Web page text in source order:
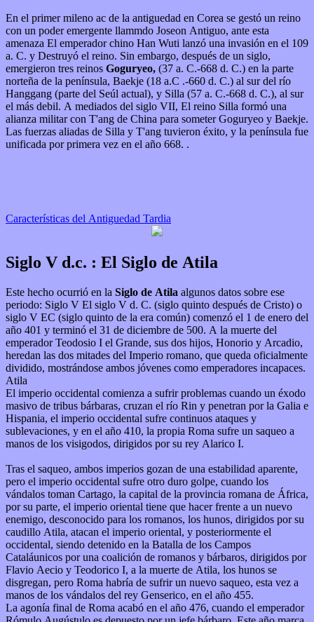
En el primer mileno ac de la antiguedad en Corea se gestó un reino
con un poder emergente llammdo Joseon Antiguo, ante esta
amenaza El emperador chino Han Wuti lanzó una invasión en el 109
a. C. y Destruyó el reino. Sin embargo, después de un siglo,
emergieron tres reinos Goguryeo, (37 a. C.-668 d. C.) en la parte
norteña de la península, Baekje (18 a.C .-660 d. C.) al sur del río
Hanggang (parte del Seúl actual), y Silla (57 a. C.-668 d. C.), al sur
el más debil. A mediados del siglo VII, El reino Silla formó una
alianza militar con T'ang de China para someter Goguryeo y Baekje.
Las fuerzas aliadas de Silla y T'ang tuvieron éxito, y la península fue
unificada por primera vez en el año 668. .
Características del Antiguedad Tardia
Siglo V d.c. : El Siglo de Atila
Este hecho ocurrió en la Siglo de Atila algunos datos sobre ese
periodo: Siglo V El siglo V d. C. (siglo quinto después de Cristo) o
siglo V EC (siglo quinto de la era común) comenzó el 1 de enero del
año 401 y terminó el 31 de diciembre de 500. A la muerte del
emperador Teodosio I el Grande, sus dos hijos, Honorio y Arcadio,
heredan las dos mitades del Imperio romano, que queda oficialmente
dividido, mostrándose ambos jóvenes como emperadores incapaces.
Atila
El imperio occidental comienza a sufrir problemas cuando un éxodo
masivo de tribus bárbaras, cruzan el río Rin y penetran por la Galia e
Hispania, el imperio occidental sufre continuos ataques y
sublevaciones, y en el año 410, la propia Roma sufre un saqueo a
manos de los visigodos, dirigidos por su rey Alarico I.
Tras el saqueo, ambos imperios gozan de una estabilidad aparente,
pero el imperio occidental sufre otro duro golpe, cuando los
vándalos toman Cartago, la capital de la provincia romana de África,
por su parte, el imperio oriental tiene que hacer frente a un nuevo
enemigo, desconocido para los romanos, los hunos, dirigidos por su
caudillo Atila, atacan el imperio oriental, y posteriormente el
occidental, siendo detenido en la Batalla de los Campos
Cataláunicos por una coalición de romanos y bárbaros, dirigidos por
Flavio Aecio y Teodorico I, a la muerte de Atila, los hunos se
disgregan, pero Roma habría de sufrir un nuevo saqueo, esta vez a
manos de los vándalos del rey Genserico, en el año 455.
La agonía final de Roma acabó en el año 476, cuando el emperador